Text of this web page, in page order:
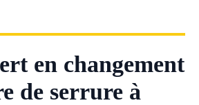
en changement
de serrure à